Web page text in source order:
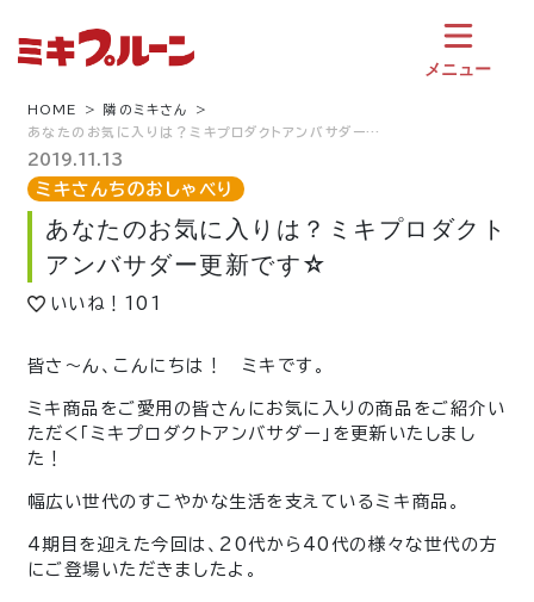
メニュー
HOME
隣のミキさん
あなたのお気に入りは？ミキプロダクトアンバサダー…
2019.11.13
ミキさんちのおしゃべり
あなたのお気に入りは？ミキプロダクト
アンバサダー更新です☆
いいね！ 101
皆さ〜ん、こんにちは！ ミキです。
ミキ商品をご愛用の皆さんにお気に入りの商品をご紹介い
ただく「ミキプロダクトアンバサダー」を更新いたしまし
た！
幅広い世代のすこやかな生活を支えているミキ商品。
4期目を迎えた今回は、20代から40代の様々な世代の方
にご登場いただきましたよ。